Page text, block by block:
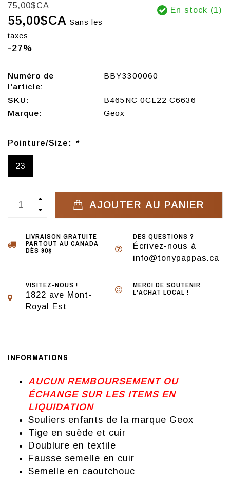
75,00$CA
55,00$CA Sans les
taxes
-27%
En stock (1)
Numéro de
l'article:
BBY3300060
SKU:
B465NC 0CL22 C6636
Marque:
Geox
Pointure/Size: *
23
AJOUTER AU PANIER
LIVRAISON GRATUITE
PARTOUT AU CANADA
DÈS 90$
DES QUESTIONS ?
Écrivez-nous à
info@tonypappas.ca
VISITEZ-NOUS !
1822 ave Mont-
Royal Est
MERCI DE SOUTENIR
L'ACHAT LOCAL !
INFORMATIONS
AUCUN REMBOURSEMENT OU
ÉCHANGE SUR LES ITEMS EN
LIQUIDATION
Souliers enfants de la marque Geox
Tige en suède et cuir
Doublure en textile
Fausse semelle en cuir
Semelle en caoutchouc